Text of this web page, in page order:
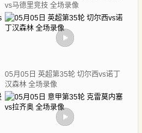
vs马德里竞技 全场录像
05月05日 英超第35轮 切尔西vs诺丁
汉森林 全场录像